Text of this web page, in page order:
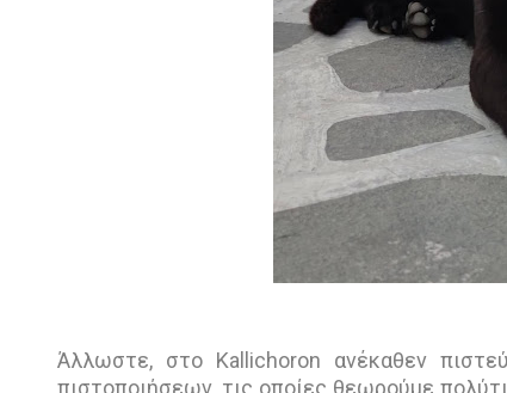
Άλλωστε, στο Kallichoron ανέκαθεν